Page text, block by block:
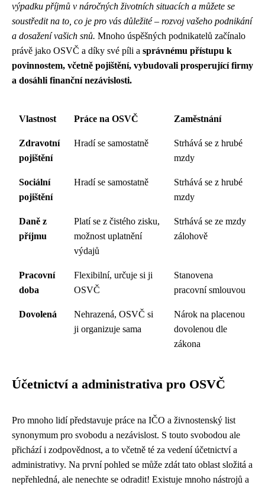
výpadku příjmů v náročných životních situacích a můžete se
soustředit na to, co je pro vás důležité – rozvoj vašeho podnikání
a dosažení vašich snů. Mnoho úspěšných podnikatelů začínalo
právě jako OSVČ a díky své píli a správnému přístupu k
povinnostem, včetně pojištění, vybudovali prosperující firmy
a dosáhli finanční nezávislosti.
Vlastnost Práce na OSVČ Zaměstnání
Zdravotní
pojištění
Hradí se samostatně
Strhává se z hrubé
mzdy
Sociální
pojištění
Hradí se samostatně
Strhává se z hrubé
mzdy
Daně z
příjmu
Platí se z čistého zisku,
možnost uplatnění
výdajů
Strhává se ze mzdy
zálohově
Pracovní
doba
Flexibilní, určuje si ji
OSVČ
Stanovena
pracovní smlouvou
Dovolená
Nehrazená, OSVČ si
ji organizuje sama
Nárok na placenou
dovolenou dle
zákona
Účetnictví a administrativa pro OSVČ
Pro mnoho lidí představuje práce na IČO a živnostenský list
synonymum pro svobodu a nezávislost. S touto svobodou ale
přichází i zodpovědnost, a to včetně té za vedení účetnictví a
administrativy. Na první pohled se může zdát tato oblast složitá a
nepřehledná, ale nenechte se odradit! Existuje mnoho nástrojů a